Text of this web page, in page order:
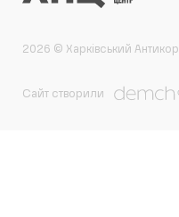
2026 © Харківський
Сайт створили